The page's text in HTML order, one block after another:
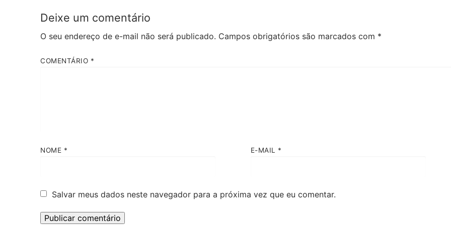
Deixe um comentário
O seu endereço de e-mail não será publicado. Campos obrigatórios são marcados com *
COMENTÁRIO *
NOME * E-MAIL *
Salvar meus dados neste navegador para a próxima vez que eu comentar.